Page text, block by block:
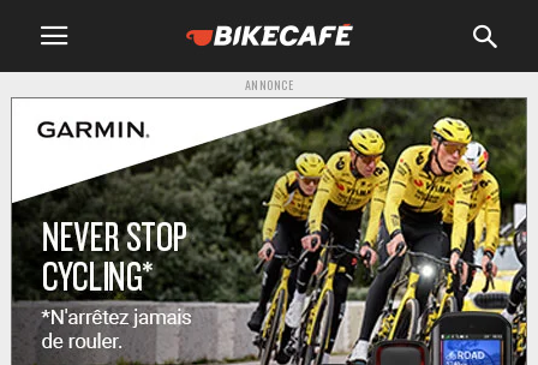
ANNONCE